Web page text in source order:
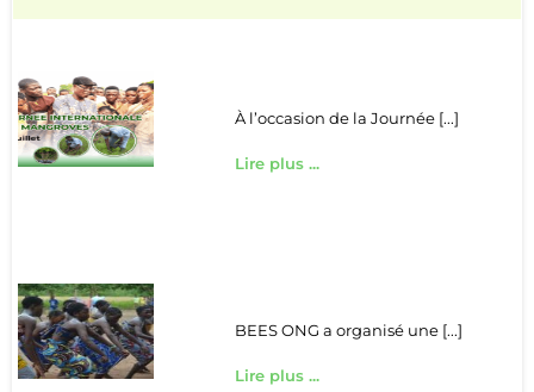
À l’occasion de la Journée [...]
Lire plus ...
BEES ONG a organisé une [...]
Lire plus ...